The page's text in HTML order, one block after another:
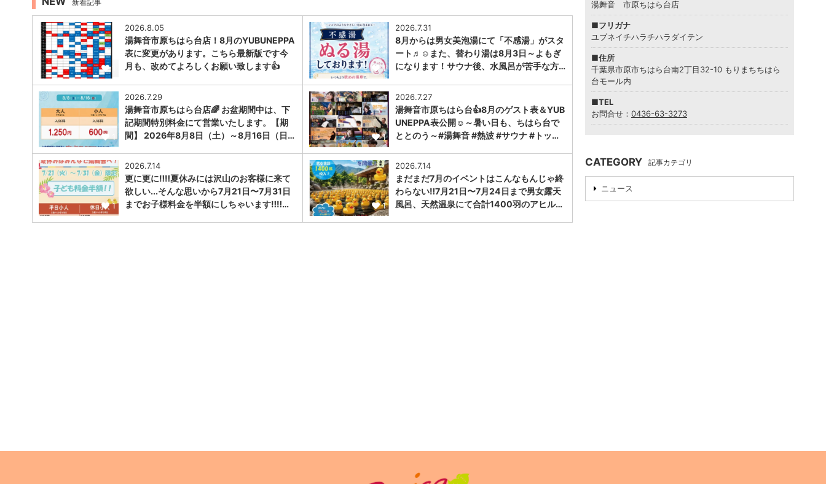
新着記事
1
2026.8.05
湯舞音市原ちはら台店！8月のYUBUNEPPA
表に変更があります。こちら最新版です今
月も、改めてよろしくお願い致します👍
1
2026.7.31
8月からは男女美泡湯にて「不感湯」がスタ
ート♬☺また、替わり湯は8月3日～よもぎ
になります！サウナ後、水風呂が苦手な方…
1
2026.7.29
湯舞音市原ちはら台店🌈 お盆期間中は、下
記期間特別料金にて営業いたします。【期
間】 2026年8月8日（土）～8月16日（日…
1
2026.7.27
湯舞音市原ちはら台👍8月のゲスト表＆YUB
UNEPPA表公開☺～暑い日も、ちはら台で
ととのう～#湯舞音 #熱波 #サウナ #トッ…
1
2026.7.14
更に更に‼️‼️夏休みには沢山のお客様に来て
欲しい...そんな思いから7月21日〜7月31日
までお子様料金を半額にしちゃいます‼︎‼︎…
1
2026.7.14
まだまだ7月のイベントはこんなもんじゃ終
わらない‼️7月21日〜7月24日まで男女露天
風呂、天然温泉にて合計1400羽のアヒル…
湯舞音 市原ちはら台店
■フリガナ
ユブネイチハラチハラダイテン
■住所
千葉県市原市ちはら台南2丁目32-10 もりまちちはら
台モール内
■TEL
お問合せ： 0436-63-3273
CATEGORY 記事カテゴリ
ニュース